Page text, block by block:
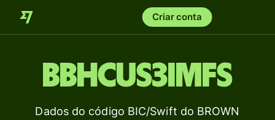
Criar conta
BBHCUS3IMFS
Dados do código BIC/Swift do BROWN